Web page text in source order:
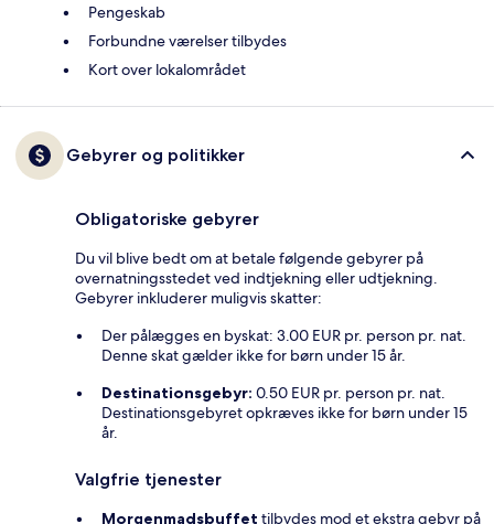
Pengeskab
Forbundne værelser tilbydes
Kort over lokalområdet
Gebyrer og politikker
Obligatoriske gebyrer
Du vil blive bedt om at betale følgende gebyrer på
overnatningsstedet ved indtjekning eller udtjekning.
Gebyrer inkluderer muligvis skatter:
Der pålægges en byskat: 3.00 EUR pr. person pr. nat.
Denne skat gælder ikke for børn under 15 år.
Destinationsgebyr: 0.50 EUR pr. person pr. nat.
Destinationsgebyret opkræves ikke for børn under 15
år.
Valgfrie tjenester
Morgenmadsbuffet tilbydes mod et ekstra gebyr på